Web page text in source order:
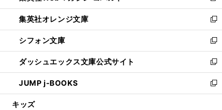
開
く
ウ
で
開
く
ン
ド
ウ
で
開
く
し
い
ウ
ィ
ン
ド
ウ
で
開
集英社オレンジ文庫
新
し
い
ウ
ィ
ン
ド
ウ
シフォン文庫
新
し
い
ウ
ィ
ン
ダッシュエックス文庫公式サイト
新
し
い
ウ
JUMP j-BOOKS
新
し
キッズ